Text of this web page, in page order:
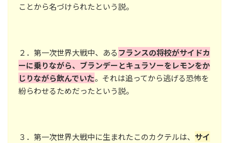
ことから名づけられたという説。
２．第一次世界大戦中、ある フランスの将校がサイドカ
ーに乗りながら、ブランデーとキュラソーをレモンをか
じりながら飲んでいた。それは追ってから逃げる恐怖を
紛らわせるためだったという説。
３．第一次世界大戦中に生まれたこのカクテルは、 サイ